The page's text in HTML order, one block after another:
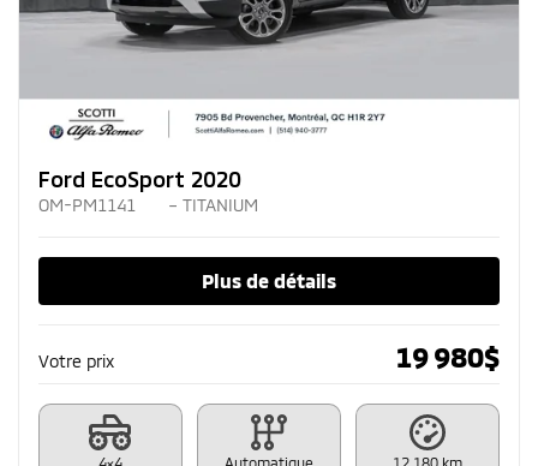
Ford EcoSport 2020
OM-PM1141 – TITANIUM
Plus de détails
Votre prix 19 980$